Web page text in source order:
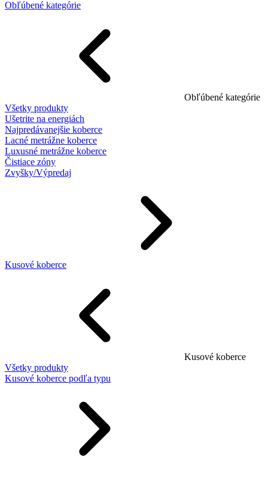
Obľúbené kategórie
Obľúbené kategórie
Všetky produkty
Ušetrite na energiách
Najpredávanejšie koberce
Lacné metrážne koberce
Luxusné metrážne koberce
Čistiace zóny
Zvyšky/Výpredaj
Kusové koberce
Kusové koberce
Všetky produkty
Kusové koberce podľa typu